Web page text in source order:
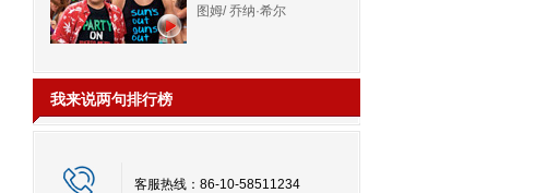
图姆/ 乔纳·希尔
我来说两句排行榜
客服热线：86-10-58511234